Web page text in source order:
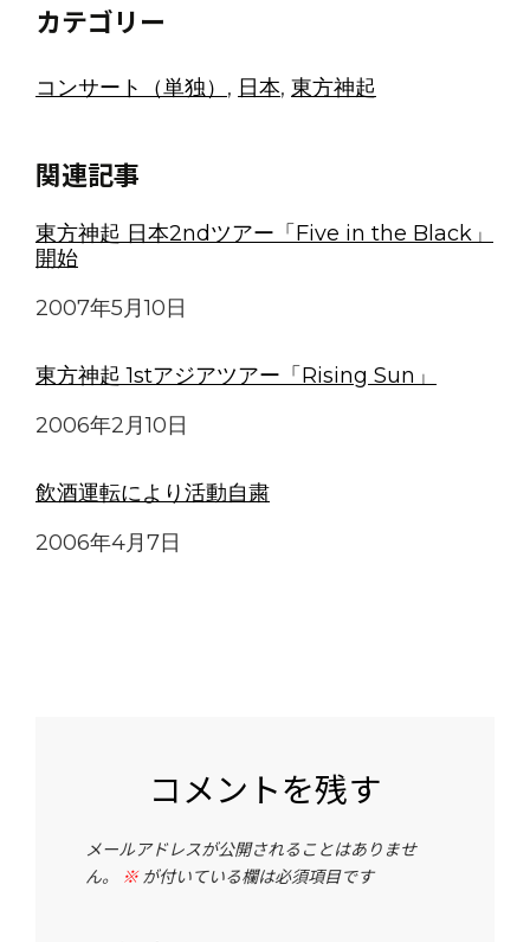
カテゴリー
コンサート（単独） , 日本, 東方神起
関連記事
東方神起 日本2ndツアー「Five in the Black」
開始
日付
2007年5月10日
東方神起 1stアジアツアー「Rising Sun」
日付
2006年2月10日
飲酒運転により活動自粛
日付
2006年4月7日
コメントを残す
メールアドレスが公開されることはありませ
ん。
※が付いている欄は必須項目です